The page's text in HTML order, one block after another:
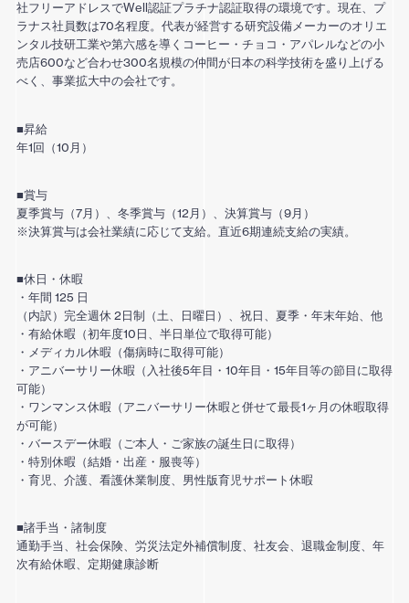
社フリーアドレスでWell認証プラチナ認証取得の環境です。現在、プ
ラナス社員数は70名程度。代表が経営する研究設備メーカーのオリエ
ンタル技研工業や第六感を導くコーヒー・チョコ・アパレルなどの小
売店600など合わせ300名規模の仲間が日本の科学技術を盛り上げる
べく、事業拡大中の会社です。
■昇給
年1回（10月）
■賞与
夏季賞与（7月）、冬季賞与（12月）、決算賞与（9月）
※決算賞与は会社業績に応じて支給。直近6期連続支給の実績。
■休日・休暇
・年間 125 日
（内訳）完全週休 2日制（土、日曜日）、祝日、夏季・年末年始、他
・有給休暇（初年度10日、半日単位で取得可能）
・メディカル休暇（傷病時に取得可能）
・アニバーサリー休暇（入社後5年目・10年目・15年目等の節目に取得
可能）
・ワンマンス休暇（アニバーサリー休暇と併せて最⻑1ヶ月の休暇取得
が可能）
・バースデー休暇（ご本人・ご家族の誕生日に取得）
・特別休暇（結婚・出産・服喪等）
・育児、介護、看護休業制度、男性版育児サポート休暇
■諸手当・諸制度
通勤手当、社会保険、労災法定外補償制度、社友会、退職金制度、年
次有給休暇、定期健康診断